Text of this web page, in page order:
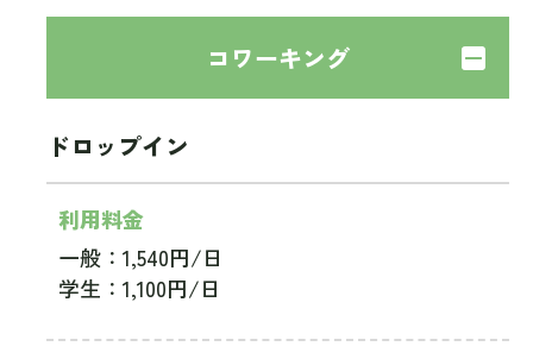
コワーキング
ドロップイン
利用料金
一般：1,540円/日
学生：1,100円/日